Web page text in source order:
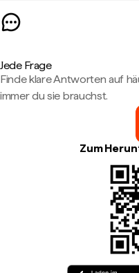
Jede Frage
Finde klare Antworten auf
immer du sie brauchst.
Zum